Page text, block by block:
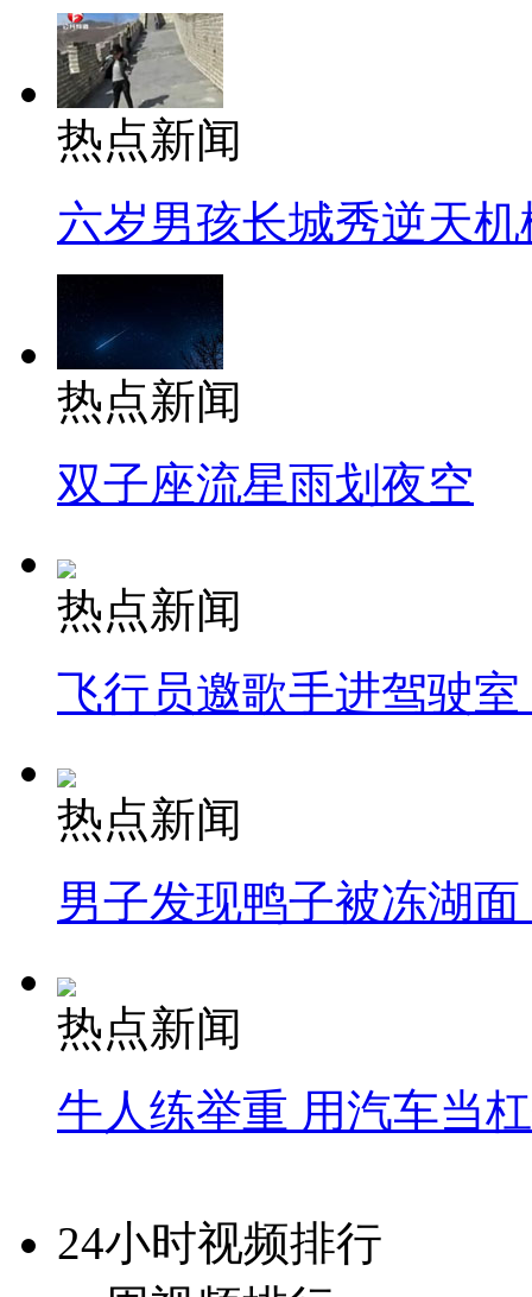
热点新闻
六岁男孩长城秀逆天机
热点新闻
双子座流星雨划夜空
热点新闻
飞行员邀歌手进驾驶
热点新闻
男子发现鸭子被冻湖
热点新闻
牛人练举重 用汽车当
24小时视频排行